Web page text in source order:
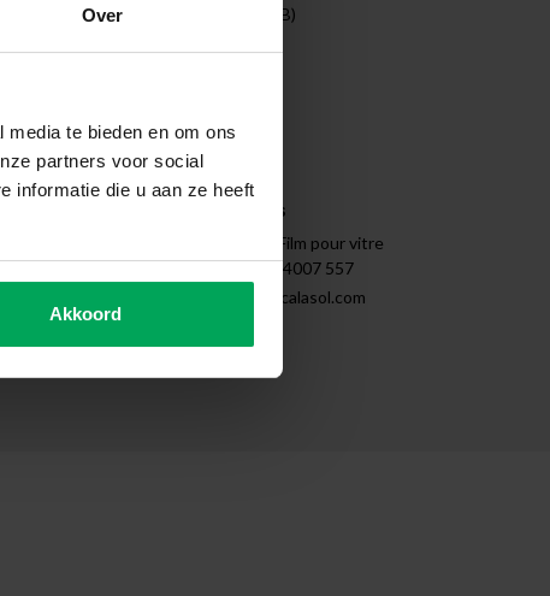
Over
te bieden en om ons
partners voor social
informatie die u aan ze heeft
Akkoord
Entreprises (B2B)
Instructions
Sitemap
Coordonnées
SCALASOL® | Film pour vitre
+31 (0)85 - 4007 557
support@scalasol.com